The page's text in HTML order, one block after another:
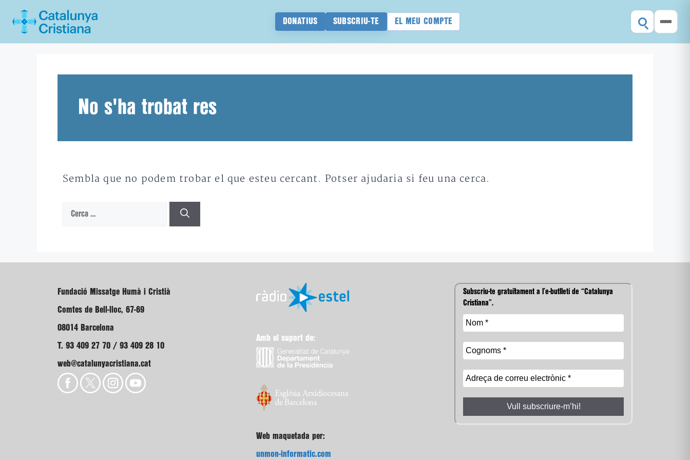
DONATIUS SUBSCRIU-TE EL MEU COMPTE
No s'ha trobat res
Sembla que no podem trobar el que esteu cercant. Potser ajudaria si feu una cerca.
Cerca:
Fundació Missatge Humà i Cristià
Comtes de Bell-lloc, 67-69
08014 Barcelona
T. 93 409 27 70 / 93 409 28 10
web@catalunyacristiana.cat
Amb el suport de:
Web maquetada per:
unmon-informatic.com
Subscriu-te gratuïtament a l’e-butlletí de “Catalunya
Cristiana”.